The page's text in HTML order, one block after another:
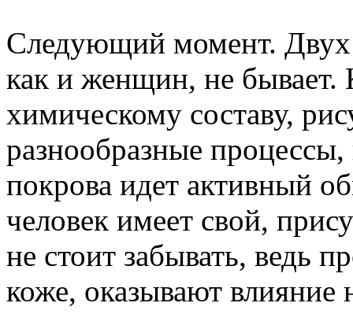
Следующий момент.
как и женщин, не бывает.
химическому составу,
разнообразные
покрова идет активный
человек имеет свой,
не стоит забывать, ведь
коже, оказывают влияние